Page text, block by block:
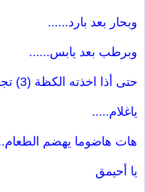
وبحار بعد بارد......
وبرطب بعد يابس......
حتى أذا اخذته الكظة (3) تجشأ من البشم (4) ثم قال :
ياغلام.....
هات هاضوما يهضم
يا أحيمق